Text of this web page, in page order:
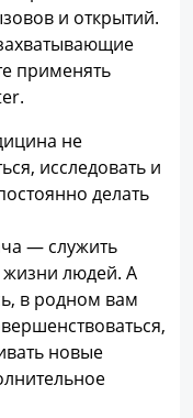
и открытий.
применять
не
исследовать и
делать
— служить
жизни людей. А
в родном вам
новые